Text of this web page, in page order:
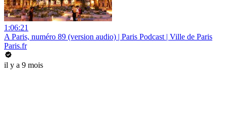
1:06:21
A Paris, numéro 89 (version audio) | Paris Podcast | Ville de Paris
Paris.fr
il y a 9 mois